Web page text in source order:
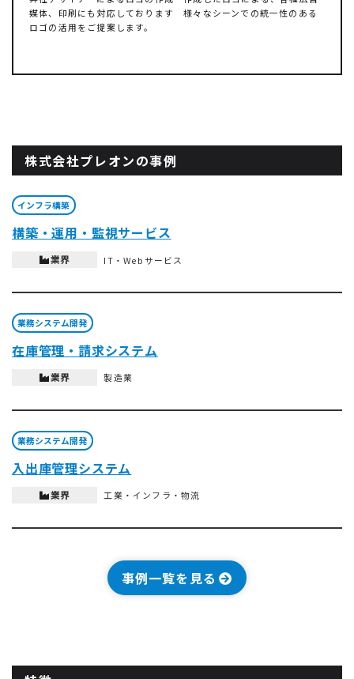
媒体、印刷にも対応しております 様々なシーンでの統一性のある
ロゴの活用をご提案します。
株式会社プレオンの事例
インフラ構築
構築・運用・監視サービス
業界 IT・Webサービス
業務システム開発
在庫管理・請求システム
業界 製造業
業務システム開発
入出庫管理システム
業界 工業・インフラ・物流
事例一覧を見る